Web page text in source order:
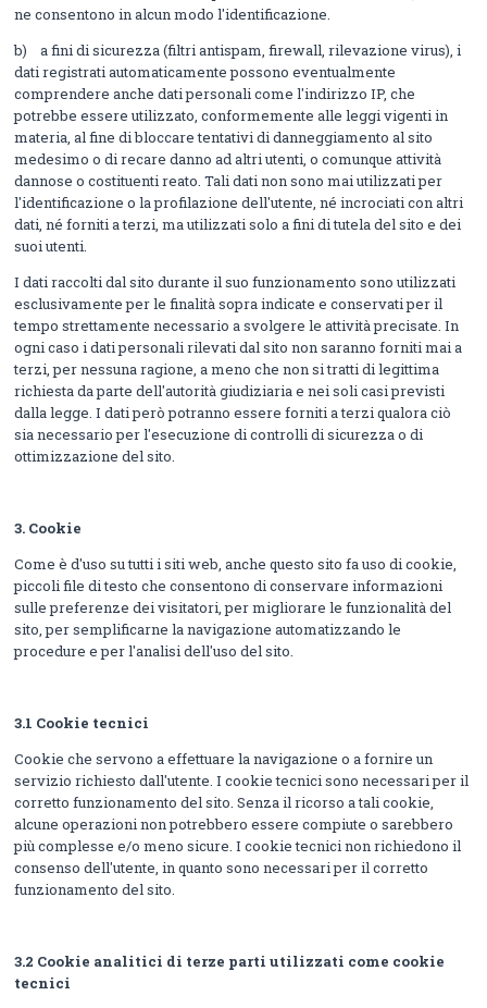
ne consentono in alcun modo l'identificazione.
b) a fini di sicurezza (filtri antispam, firewall, rilevazione virus), i
dati registrati automaticamente possono eventualmente
comprendere anche dati personali come l'indirizzo IP, che
potrebbe essere utilizzato, conformemente alle leggi vigenti in
materia, al fine di bloccare tentativi di danneggiamento al sito
medesimo o di recare danno ad altri utenti, o comunque attività
dannose o costituenti reato. Tali dati non sono mai utilizzati per
l'identificazione o la profilazione dell'utente, né incrociati con altri
dati, né forniti a terzi, ma utilizzati solo a fini di tutela del sito e dei
suoi utenti.
I dati raccolti dal sito durante il suo funzionamento sono utilizzati
esclusivamente per le finalità sopra indicate e conservati per il
tempo strettamente necessario a svolgere le attività precisate. In
ogni caso i dati personali rilevati dal sito non saranno forniti mai a
terzi, per nessuna ragione, a meno che non si tratti di legittima
richiesta da parte dell'autorità giudiziaria e nei soli casi previsti
dalla legge. I dati però potranno essere forniti a terzi qualora ciò
sia necessario per l'esecuzione di controlli di sicurezza o di
ottimizzazione del sito.
3. Cookie
Come è d'uso su tutti i siti web, anche questo sito fa uso di cookie,
piccoli file di testo che consentono di conservare informazioni
sulle preferenze dei visitatori, per migliorare le funzionalità del
sito, per semplificarne la navigazione automatizzando le
procedure e per l'analisi dell'uso del sito.
3.1 Cookie tecnici
Cookie che servono a effettuare la navigazione o a fornire un
servizio richiesto dall'utente. I cookie tecnici sono necessari per il
corretto funzionamento del sito. Senza il ricorso a tali cookie,
alcune operazioni non potrebbero essere compiute o sarebbero
più complesse e/o meno sicure. I cookie tecnici non richiedono il
consenso dell'utente, in quanto sono necessari per il corretto
funzionamento del sito.
3.2 Cookie analitici di terze parti utilizzati come cookie
tecnici